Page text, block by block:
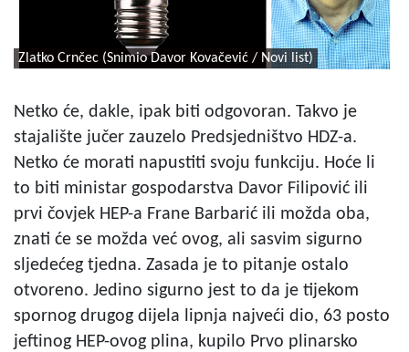
Zlatko Crnčec (Snimio Davor Kovačević / Novi list)
Netko će, dakle, ipak biti odgovoran. Takvo je
stajalište jučer zauzelo Predsjedništvo HDZ-a.
Netko će morati napustiti svoju funkciju. Hoće li
to biti ministar gospodarstva Davor Filipović ili
prvi čovjek HEP-a Frane Barbarić ili možda oba,
znati će se možda već ovog, ali sasvim sigurno
sljedećeg tjedna. Zasada je to pitanje ostalo
otvoreno. Jedino sigurno jest to da je tijekom
spornog drugog dijela lipnja najveći dio, 63 posto
jeftinog HEP-ovog plina, kupilo Prvo plinarsko